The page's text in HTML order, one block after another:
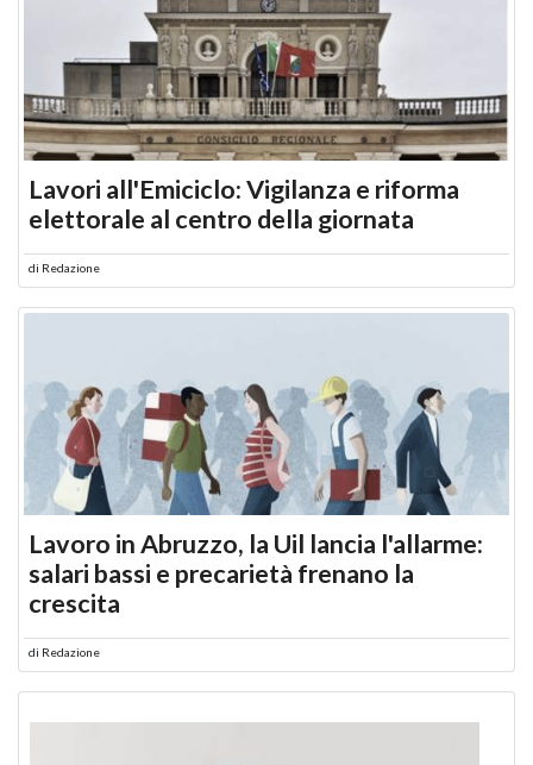
Lavori all'Emiciclo: Vigilanza e riforma
elettorale al centro della giornata
di Redazione
Lavoro in Abruzzo, la Uil lancia l'allarme:
salari bassi e precarietà frenano la
crescita
di Redazione